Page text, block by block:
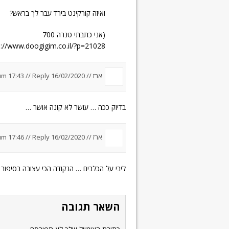
ואיזה קורקינט בירד עבר לך בראש?
(אני כתבתי טנרה 700
www.doogigim.co.il/?p=21028
ארז //16/02/2020 um 17:43
//Reply
בדיוק ככה … עושר לא קונה אושר …
ארז //16/02/2020 um 17:46
//Reply
ליבי על הכלבים … הנקודה הכי עצובה בסיפור
השאר תגובה